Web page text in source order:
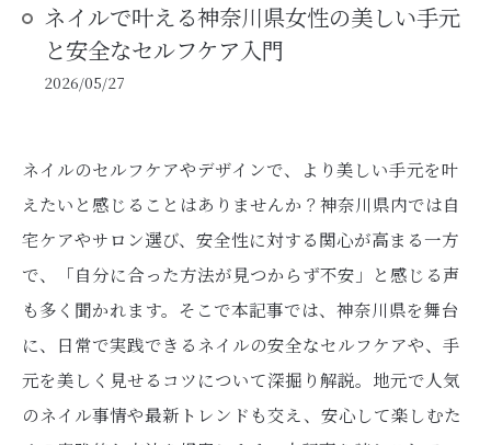
ネイルで叶える神奈川県女性の美しい手元
と安全なセルフケア入門
2026/05/27
ネイルのセルフケアやデザインで、より美しい手元を叶
えたいと感じることはありませんか？神奈川県内では自
宅ケアやサロン選び、安全性に対する関心が高まる一方
で、「自分に合った方法が見つからず不安」と感じる声
も多く聞かれます。そこで本記事では、神奈川県を舞台
に、日常で実践できるネイルの安全なセルフケアや、手
元を美しく見せるコツについて深掘り解説。地元で人気
のネイル事情や最新トレンドも交え、安心して楽しむた